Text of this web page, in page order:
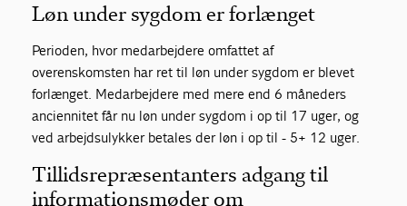
Løn under sygdom er forlænget
Perioden, hvor medarbejdere omfattet af
overenskomsten har ret til løn under sygdom er blevet
forlænget. Medarbejdere med mere end 6 måneders
anciennitet får nu løn under sygdom i op til 17 uger, og
ved arbejdsulykker betales der løn i op til - 5+ 12 uger.
Tillidsrepræsentanters adgang til
informationsmøder om